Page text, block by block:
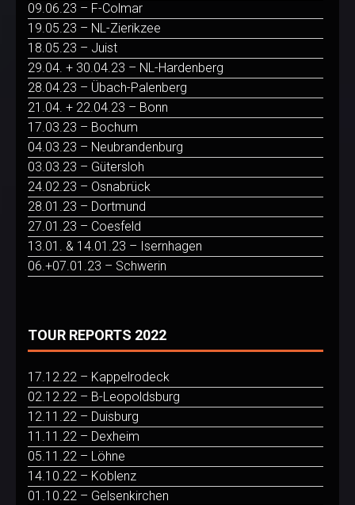
09.06.23 – F-Colmar
19.05.23 – NL-Zierikzee
18.05.23 – Juist
29.04. + 30.04.23 – NL-Hardenberg
28.04.23 – Übach-Palenberg
21.04. + 22.04.23 – Bonn
17.03.23 – Bochum
04.03.23 – Neubrandenburg
03.03.23 – Gütersloh
24.02.23 – Osnabrück
28.01.23 – Dortmund
27.01.23 – Coesfeld
13.01. & 14.01.23 – Isernhagen
06.+07.01.23 – Schwerin
TOUR REPORTS 2022
17.12.22 – Kappelrodeck
02.12.22 – B-Leopoldsburg
12.11.22 – Duisburg
11.11.22 – Dexheim
05.11.22 – Löhne
14.10.22 – Koblenz
01.10.22 – Gelsenkirchen